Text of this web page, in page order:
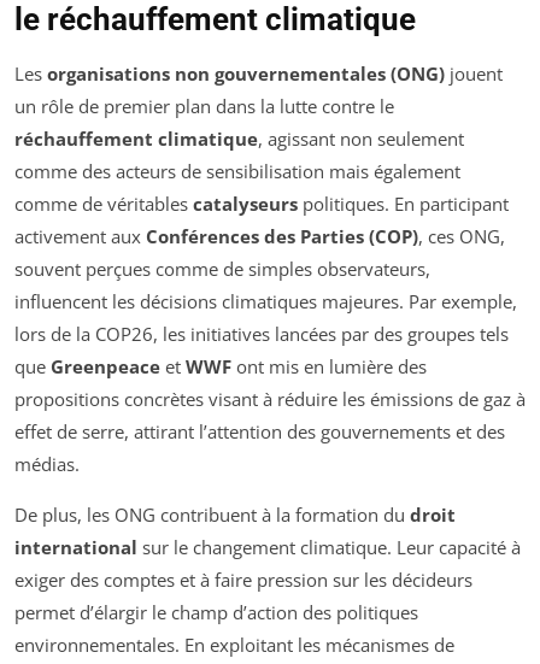
le réchauffement climatique
Les organisations non gouvernementales (ONG) jouent
un rôle de premier plan dans la lutte contre le
réchauffement climatique, agissant non seulement
comme des acteurs de sensibilisation mais également
comme de véritables catalyseurs politiques. En participant
activement aux Conférences des Parties (COP), ces ONG,
souvent perçues comme de simples observateurs,
influencent les décisions climatiques majeures. Par exemple,
lors de la COP26, les initiatives lancées par des groupes tels
que Greenpeace et WWF ont mis en lumière des
propositions concrètes visant à réduire les émissions de gaz à
effet de serre, attirant l’attention des gouvernements et des
médias.
De plus, les ONG contribuent à la formation du droit
international sur le changement climatique. Leur capacité à
exiger des comptes et à faire pression sur les décideurs
permet d’élargir le champ d’action des politiques
environnementales. En exploitant les mécanismes de